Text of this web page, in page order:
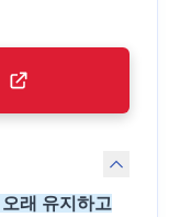
래 유지하고